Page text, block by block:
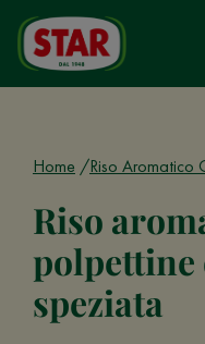
Home Riso Aromatico
Riso
polpettine
speziata